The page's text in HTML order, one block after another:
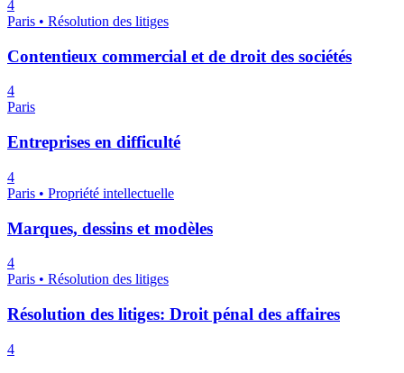
4
Paris • Résolution des litiges
Contentieux commercial et de droit des sociétés
4
Paris
Entreprises en difficulté
4
Paris • Propriété intellectuelle
Marques, dessins et modèles
4
Paris • Résolution des litiges
Résolution des litiges: Droit pénal des affaires
4